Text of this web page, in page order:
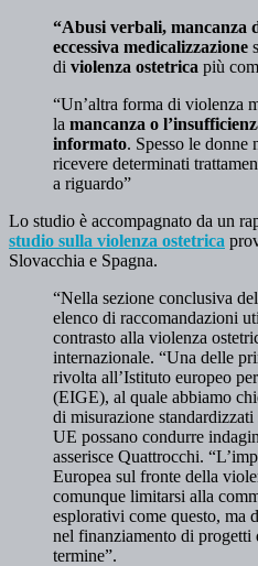
“Abusi verbali, mancanza
eccessiva medicalizzazione
di violenza ostetrica più
“Un’altra forma di violenza
la mancanza o
informato. Spesso le donne
ricevere determinati
a riguardo”
Lo studio è accompagnato da un
studio sulla violenza ostetrica
Slovacchia e Spagna.
“Nella sezione conclusiva
elenco di raccomandazioni
contrasto alla violenza
internazionale. “Una delle
rivolta all’Istituto europeo
(EIGE), al quale abbiamo
di misurazione
UE possano condurre
asserisce Quattrocchi.
Europea sul fronte della
comunque limitarsi alla
esplorativi come questo, ma
nel finanziamento di progetti
termine”.